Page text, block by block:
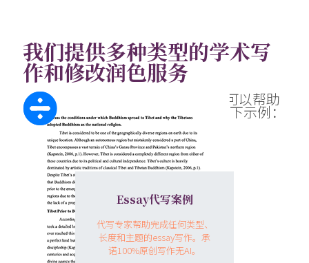
我们提供多种类型的学术写
作和修改润色服务
近700名论文写作专家及润色编辑可以帮助
您完成任何类型的作业。请查阅以下示例：
Essay代写案例
代写专家帮助完成任何类型、
长度和主题的essay写作。承
诺100%原创写作无AI。